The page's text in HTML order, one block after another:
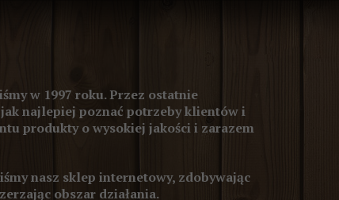
w 1997 roku. Przez ostatnie
najlepiej poznać potrzeby klientów i
produkty o wysokiej jakości i zarazem
nasz sklep internetowy, zdobywając
obszar działania.